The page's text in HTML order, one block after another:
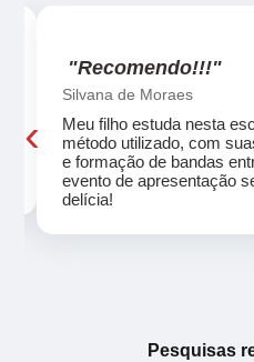
"Recomendo!!!"
Silvana de Moraes
Meu filho estuda nesta
método utilizado, com
e formação de bandas
evento de apresentação
delícia!
‹
Pesquisas